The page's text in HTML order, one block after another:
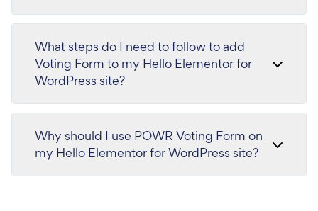
What steps do I need to follow to add
Voting Form to my Hello Elementor for
WordPress site?
Why should I use POWR Voting Form on
my Hello Elementor for WordPress site?